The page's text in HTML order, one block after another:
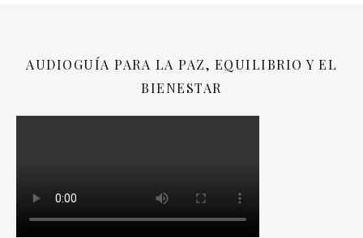
AUDIOGUÍA PARA LA PAZ, EQUILIBRIO Y EL
BIENESTAR